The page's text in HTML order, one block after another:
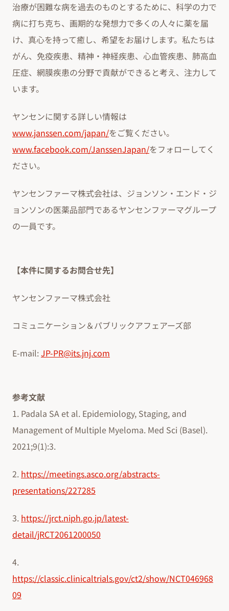
治療が困難な病を過去のものとするために、科学の力で
病に打ち克ち、画期的な発想力で多くの人々に薬を届
け、真心を持って癒し、希望をお届けします。私たちは
がん、免疫疾患、精神・神経疾患、心血管疾患、肺高血
圧症、網膜疾患の分野で貢献ができると考え、注力して
います。
ヤンセンに関する詳しい情報は
www.janssen.com/japan/をご覧ください。
www.facebook.com/JanssenJapan/をフォローしてく
ださい。
ヤンセンファーマ株式会社は、ジョンソン・エンド・ジ
ョンソンの医薬品部門であるヤンセンファーマグループ
の一員です。
【本件に関するお問合せ先】
ヤンセンファーマ株式会社
コミュニケーション＆パブリックアフェアーズ部
E-mail:JP-PR@its.jnj.com
参考文献
1. Padala SA et al. Epidemiology, Staging, and
Management of Multiple Myeloma. Med Sci (Basel).
2021;9(1):3.
2. https://meetings.asco.org/abstracts-
presentations/227285
3. https://jrct.niph.go.jp/latest-
detail/jRCT2061200050
4.
https://classic.clinicaltrials.gov/ct2/show/NCT046968
09